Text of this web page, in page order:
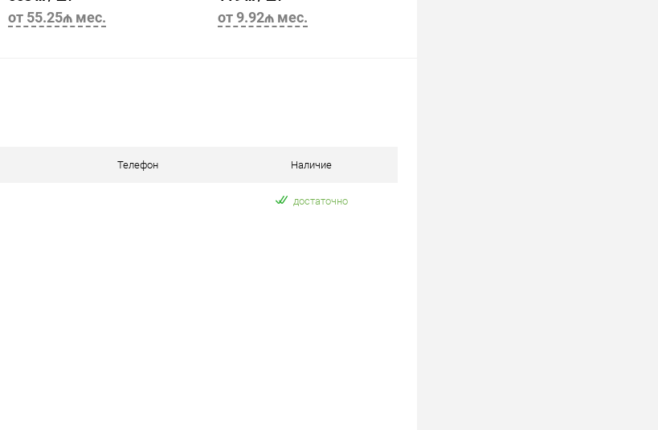
от 55.25₼ мес. от 9.92₼ мес.
Телефон Наличие
достаточно